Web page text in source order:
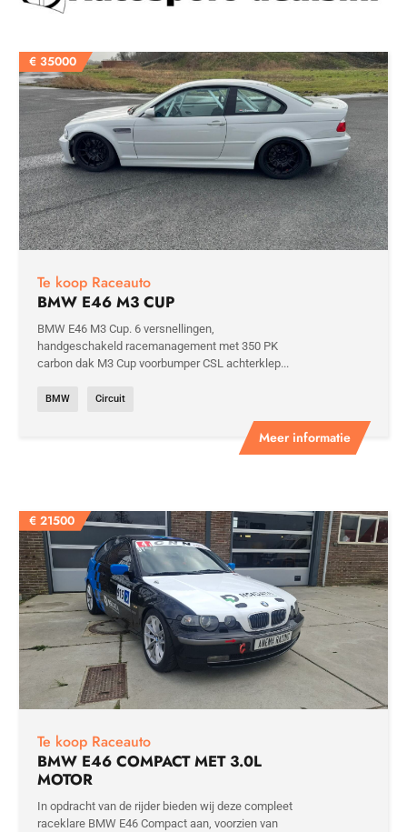
€ 35000
Meer informatie
Te koop Raceauto
BMW E46 M3 CUP
BMW E46 M3 Cup. 6 versnellingen,
handgeschakeld racemanagement met 350 PK
carbon dak M3 Cup voorbumper CSL achterklep...
BMW Circuit
€ 21500
Te koop Raceauto
BMW E46 COMPACT MET 3.0L
MOTOR
In opdracht van de rijder bieden wij deze compleet
raceklare BMW E46 Compact aan, voorzien van